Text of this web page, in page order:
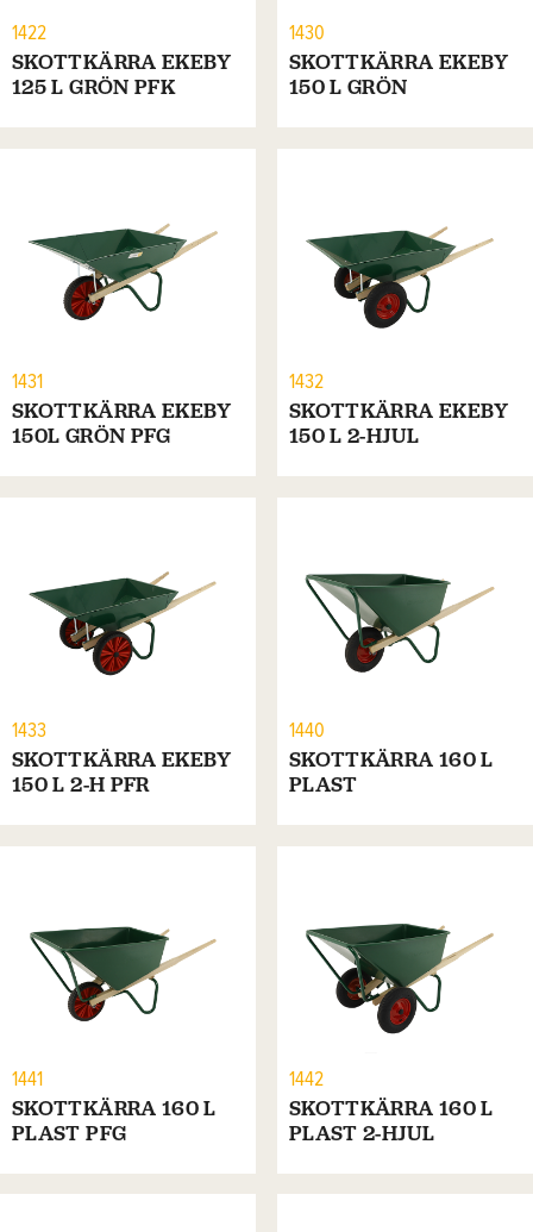
1422
SKOTTKÄRRA EKEBY
125 L GRÖN PFK
1430
SKOTTKÄRRA EKEBY
150 L GRÖN
1431
SKOTTKÄRRA EKEBY
150L GRÖN PFG
1432
SKOTTKÄRRA EKEBY
150 L 2-HJUL
1433
SKOTTKÄRRA EKEBY
150 L 2-H PFR
1440
SKOTTKÄRRA 160 L
PLAST
1441
SKOTTKÄRRA 160 L
PLAST PFG
1442
SKOTTKÄRRA 160 L
PLAST 2-HJUL